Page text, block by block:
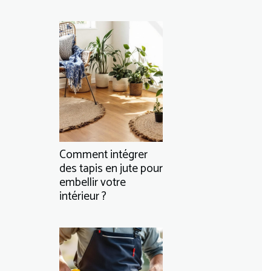
Comment intégrer
des tapis en jute pour
embellir votre
intérieur ?